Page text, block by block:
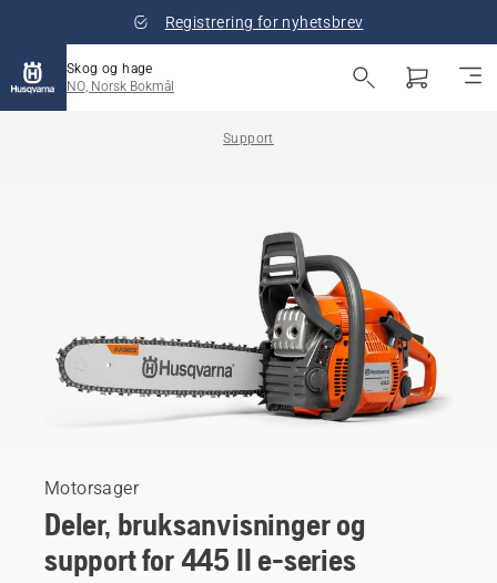
Registrering for nyhetsbrev
Skog og hage
NO, Norsk Bokmål
Support
Motorsager
Deler, bruksanvisninger og
support for 445 II e-series